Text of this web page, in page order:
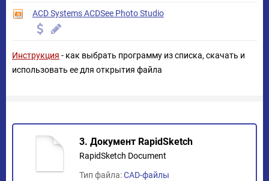
ACD Systems ACDSee Photo Studio
Инструкция - как выбрать программу из списка, скачать и
использовать ее для открытия файла
3. Документ RapidSketch
RapidSketch Document
Тип файла:CAD-файлы